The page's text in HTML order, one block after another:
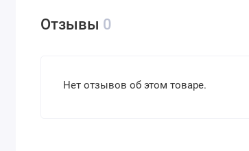
Отзывы 0
Нет отзывов об этом товаре.